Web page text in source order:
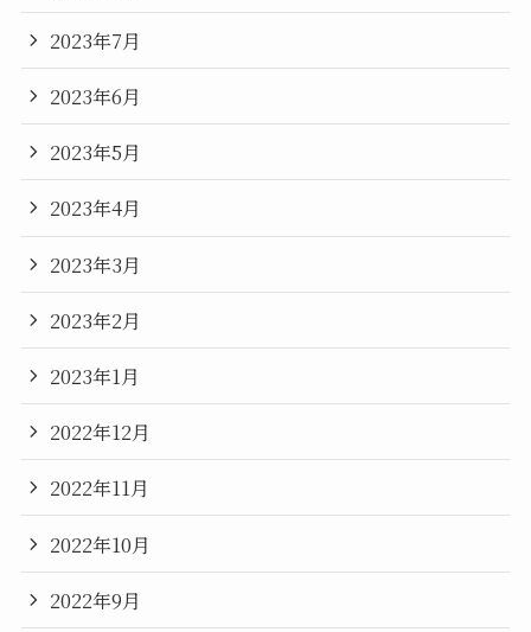
2023年7月
2023年6月
2023年5月
2023年4月
2023年3月
2023年2月
2023年1月
2022年12月
2022年11月
2022年10月
2022年9月